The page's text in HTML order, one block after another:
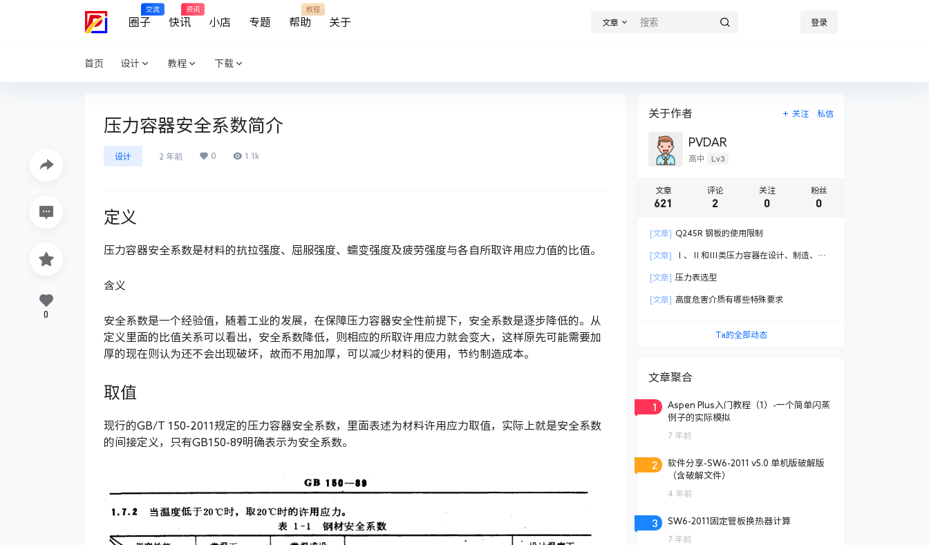
圈子
交流
快讯
资讯
小店 专题 帮助
教程
关于 文章 登录
首页 设计 教程 下载
压力容器安全系数简介
设计 2 年前 0 1.1k
定义
压力容器安全系数是材料的抗拉强度、屈服强度、蠕变强度及疲劳强度与各自所取许用应力值的比值。
含义
安全系数是一个经验值，随着工业的发展，在保障压力容器安全性前提下，安全系数是逐步降低的。从
定义里面的比值关系可以看出，安全系数降低，则相应的所取许用应力就会变大，这样原先可能需要加
厚的现在则认为还不会出现破坏，故而不用加厚，可以减少材料的使用，节约制造成本。
取值
现行的GB/T 150-2011规定的压力容器安全系数，里面表述为材料许用应力取值，实际上就是安全系数
的间接定义，只有GB150-89明确表示为安全系数。
0
关于作者 关注 私信
PVDAR
高中 Lv3
文章
621
评论
2
关注
0
粉丝
0
[文章] Q245R 钢板的使用限制
[文章]
Ⅰ、Ⅱ和Ⅲ类压力容器在设计、制造、检
[文章] 压力表选型
[文章] 高度危害介质有哪些特殊要求
Ta的全部动态
文章聚合
1
Aspen Plus入门教程（1）-一个简单闪蒸
例子的实际模拟
7 年前
2
软件分享-SW6-2011 v5.0 单机版破解版
（含破解文件）
4 年前
3 SW6-2011固定管板换热器计算
7 年前